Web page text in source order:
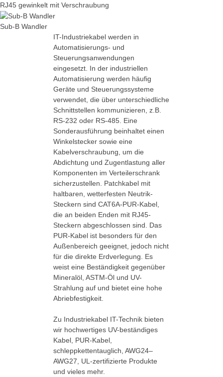
RJ45 gewinkelt mit Verschraubung
Sub-B Wandler
IT-Industriekabel werden in
Automatisierungs- und
Steuerungsanwendungen
eingesetzt. In der industriellen
Automatisierung werden häufig
Geräte und Steuerungssysteme
verwendet, die über unterschiedliche
Schnittstellen kommunizieren, z.B.
RS-232 oder RS-485. Eine
Sonderausführung beinhaltet einen
Winkelstecker sowie eine
Kabelverschraubung, um die
Abdichtung und Zugentlastung aller
Komponenten im Verteilerschrank
sicherzustellen. Patchkabel mit
haltbaren, wetterfesten Neutrik-
Steckern sind CAT6A-PUR-Kabel,
die an beiden Enden mit RJ45-
Steckern abgeschlossen sind. Das
PUR-Kabel ist besonders für den
Außenbereich geeignet, jedoch nicht
für die direkte Erdverlegung. Es
weist eine Beständigkeit gegenüber
Mineralöl, ASTM-Öl und UV-
Strahlung auf und bietet eine hohe
Abriebfestigkeit.
Zu Industriekabel IT-Technik bieten
wir hochwertiges UV-beständiges
Kabel, PUR-Kabel,
schleppkettentauglich, AWG24–
AWG27, UL-zertifizierte Produkte
und vieles mehr.